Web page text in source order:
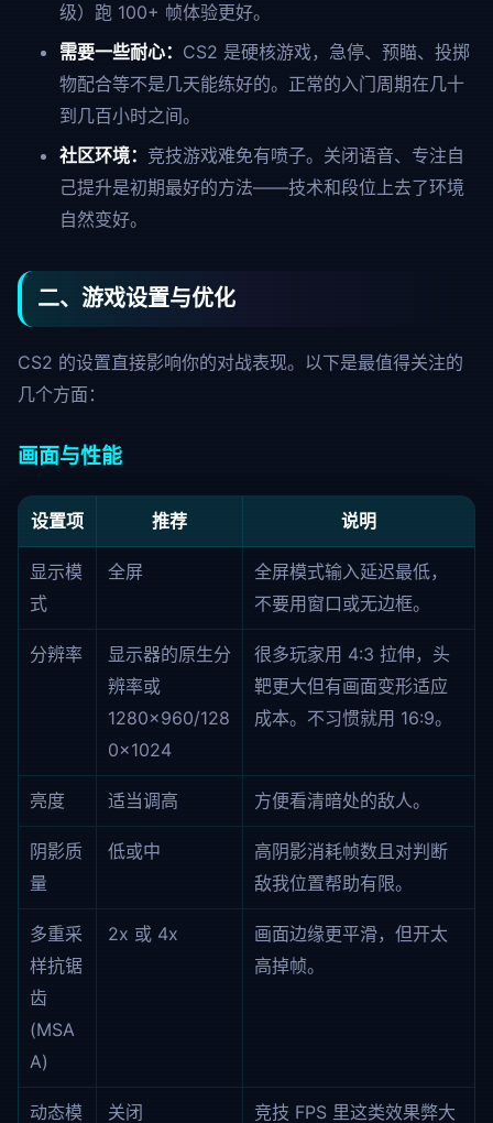
级）跑 100+ 帧体验更好。
需要一些耐心： CS2 是硬核游戏，急停、预瞄、投掷
物配合等不是几天能练好的。正常的入门周期在几十
到几百小时之间。
社区环境： 竞技游戏难免有喷子。关闭语音、专注自
己提升是初期最好的方法——技术和段位上去了环境
自然变好。
二、游戏设置与优化
CS2 的设置直接影响你的对战表现。以下是最值得关注的
几个方面：
画面与性能
设置项 推荐 说明
显示模
式
全屏
全屏模式输入延迟最低，
不要用窗口或无边框。
分辨率
显示器的原生分
辨率或
1280×960/128
0×1024
很多玩家用 4:3 拉伸，头
靶更大但有画面变形适应
成本。不习惯就用 16:9。
亮度 适当调高 方便看清暗处的敌人。
阴影质
量
低或中
高阴影消耗帧数且对判断
敌我位置帮助有限。
多重采
样抗锯
齿
(MSA
A)
2x 或 4x
画面边缘更平滑，但开太
高掉帧。
动态模
关闭
竞技 FPS 里这类效果弊大